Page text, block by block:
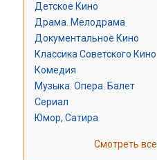
Детское Кино
Драма. Мелодрама
Документальное Кино
Классика Советского Кино
Комедия
Музыка. Опера. Балет
Сериал
Юмор, Сатира
Смотреть все